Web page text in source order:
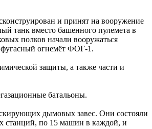
и принят на вооружение
танк вместо башенного пулемета в
полков начали вооружаться
огнемёт ФОГ-1.
защиты, а также части и
батальоны.
дымовых завес. Они состояли
станций, по 15 машин в каждой, и